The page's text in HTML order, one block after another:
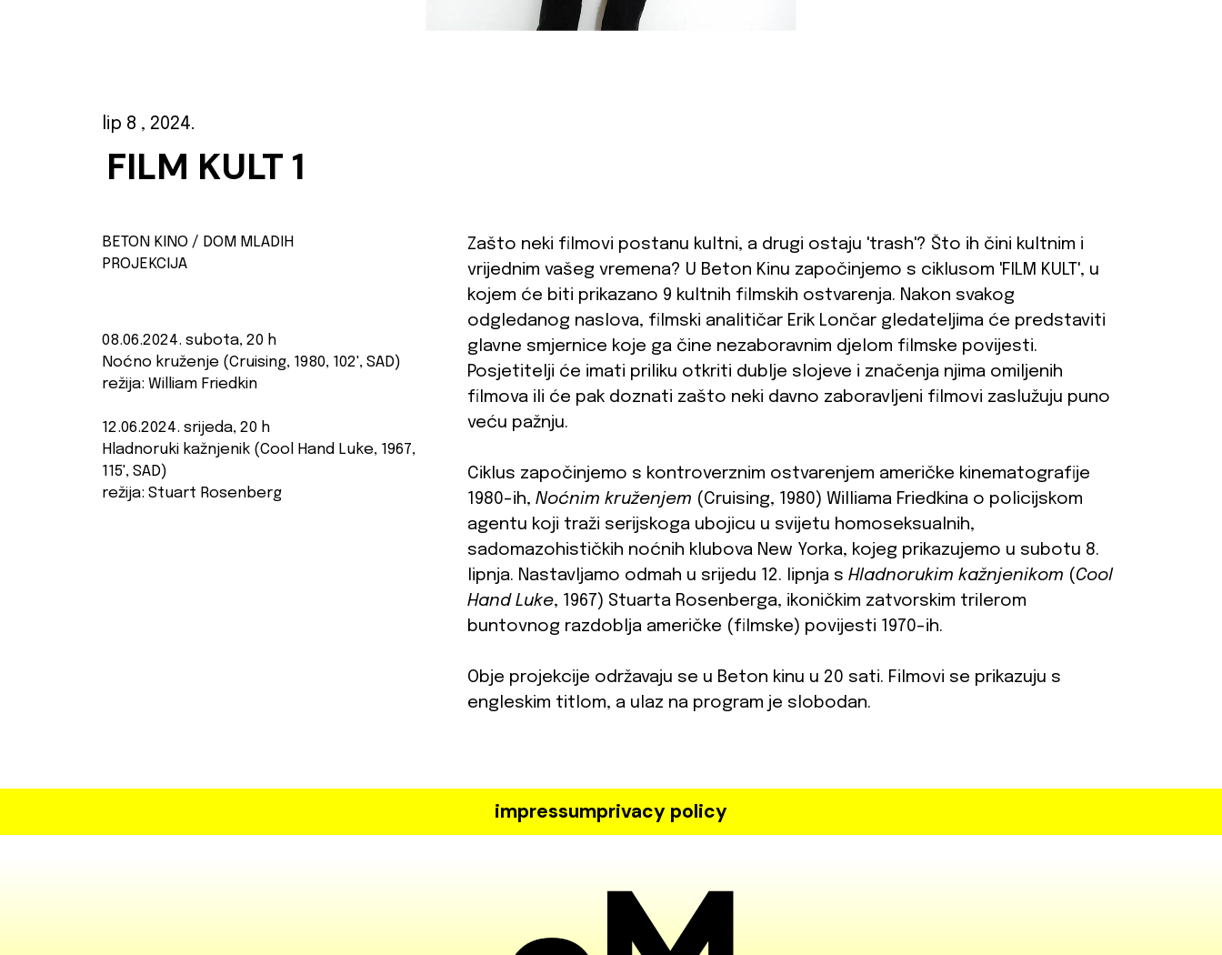
lip 8 , 2024.
FILM KULT 1
BETON KINO / DOM MLADIH
PROJEKCIJA
08.06.2024. subota, 20 h
Noćno kruženje (Cruising, 1980, 102', SAD)
režija: William Friedkin
12.06.2024. srijeda, 20 h
Hladnoruki kažnjenik (Cool Hand Luke, 1967,
115', SAD)
režija: Stuart Rosenberg
Zašto neki filmovi postanu kultni, a drugi ostaju 'trash'? Što ih čini kultnim i
vrijednim vašeg vremena? U Beton Kinu započinjemo s ciklusom 'FILM KULT', u
kojem će biti prikazano 9 kultnih filmskih ostvarenja. Nakon svakog
odgledanog naslova, filmski analitičar Erik Lončar gledateljima će predstaviti
glavne smjernice koje ga čine nezaboravnim djelom filmske povijesti.
Posjetitelji će imati priliku otkriti dublje slojeve i značenja njima omiljenih
filmova ili će pak doznati zašto neki davno zaboravljeni filmovi zaslužuju puno
veću pažnju.
Ciklus započinjemo s kontroverznim ostvarenjem američke kinematografije
1980-ih, Noćnim kruženjem (Cruising, 1980) Williama Friedkina o policijskom
agentu koji traži serijskoga ubojicu u svijetu homoseksualnih,
sadomazohističkih noćnih klubova New Yorka, kojeg prikazujemo u subotu 8.
lipnja. Nastavljamo odmah u srijedu 12. lipnja s Hladnorukim kažnjenikom (Cool
Hand Luke, 1967) Stuarta Rosenberga, ikoničkim zatvorskim trilerom
buntovnog razdoblja američke (filmske) povijesti 1970-ih.
Obje projekcije održavaju se u Beton kinu u 20 sati. Filmovi se prikazuju s
engleskim titlom, a ulaz na program je slobodan.
impressumprivacy policy